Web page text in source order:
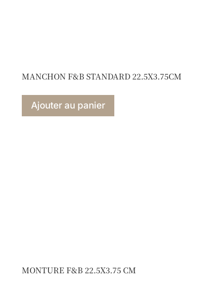
MANCHON F&B STANDARD 22.5X3.75CM
Ajouter au panier
MONTURE F&B 22.5X3.75 CM